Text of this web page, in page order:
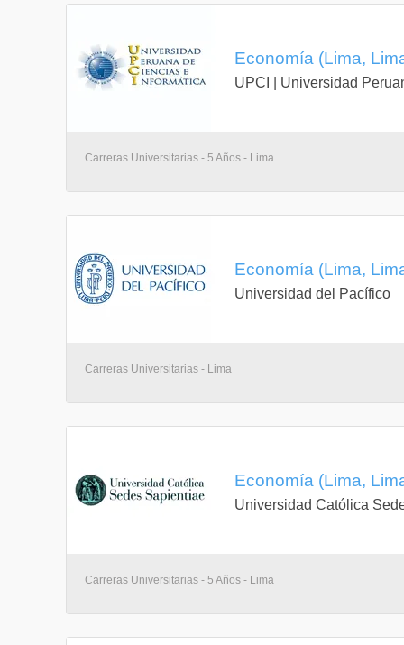
Ninguno
Proyecto Universitario Personal
Semestre II
CC1023 Matemática básica
Ninguno
3-2-4
CC1023 Matemática Básica
Economía (Lima,
UPCI | Universidad
Carreras Universitarias - 5 Años - Lima
Economía (Lima,
Universidad del Pacífico
Carreras Universitarias - Lima
Economía (Lima,
Universidad Católica
Carreras Universitarias - 5 Años - Lima